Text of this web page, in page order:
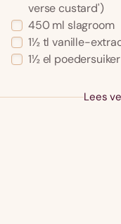
verse custard')
450 ml slagroom
1½ tl vanille-
1½ el poedersuiker
Lees